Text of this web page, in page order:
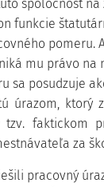
spoločnosť
funkcie
pomeru.
mu právo
sa posudzuje
úrazom, ktorý
tzv. faktickom
za
pracovný